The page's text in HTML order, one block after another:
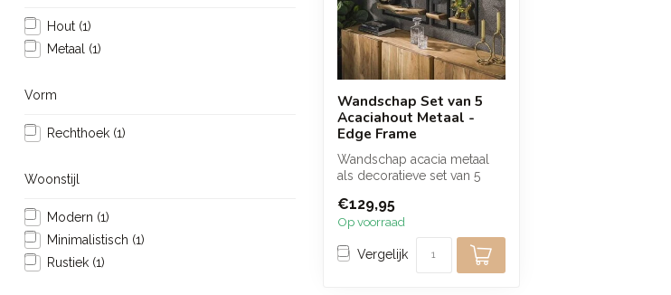
Hout (1)
Metaal (1)
Vorm
Rechthoek (1)
Woonstijl
Modern (1)
Minimalistisch (1)
Rustiek (1)
Wandschap Set van 5
Acaciahout Metaal -
Edge Frame
Wandschap acacia metaal
als decoratieve set van 5
meta...
€129,95
Op voorraad
Vergelijk